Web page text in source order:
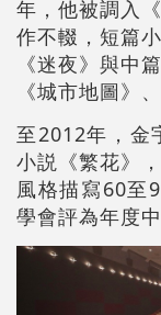
年，他被調入
作不輟，短篇
《迷夜》與中
《城市地圖》
至2012年，金
小説《繁花》
風格描寫60至
學會評為年度